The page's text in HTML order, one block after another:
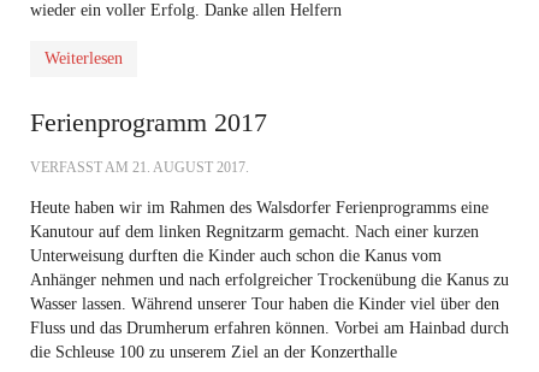
wieder ein voller Erfolg. Danke allen Helfern
Weiterlesen
Ferienprogramm 2017
VERFASST AM 21. AUGUST 2017.
Heute haben wir im Rahmen des Walsdorfer Ferienprogramms eine
Kanutour auf dem linken Regnitzarm gemacht. Nach einer kurzen
Unterweisung durften die Kinder auch schon die Kanus vom
Anhänger nehmen und nach erfolgreicher Trockenübung die Kanus zu
Wasser lassen. Während unserer Tour haben die Kinder viel über den
Fluss und das Drumherum erfahren können. Vorbei am Hainbad durch
die Schleuse 100 zu unserem Ziel an der Konzerthalle